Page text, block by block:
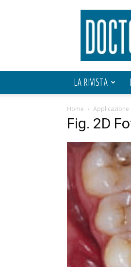
Doctor
OS
LA RIVISTA
Home Applicazione
Fig. 2D